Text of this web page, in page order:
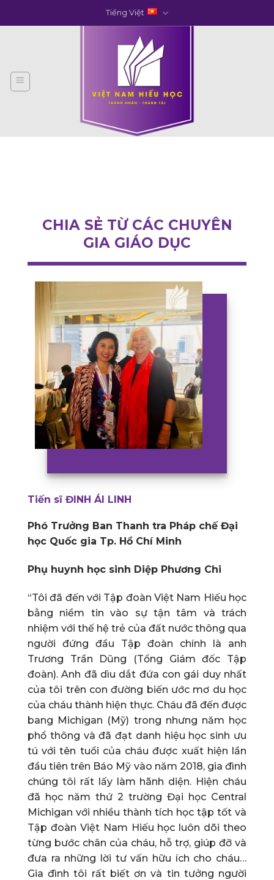
to
Tiếng Việt
CHIA SẺ TỪ CÁC CHUYÊN
GIA GIÁO DỤC
Tiến sĩ ĐINH ÁI LINH
Phó Trưởng Ban Thanh tra Pháp chế Đại
học Quốc gia Tp. Hồ Chí Minh
Phụ huynh học sinh Diệp Phương Chi
“Tôi đã đến với Tập đoàn Việt Nam Hiếu học
bằng niềm tin vào sự tận tâm và trách
nhiệm với thế hệ trẻ của đất nước thông qua
người đứng đầu Tập đoàn chính là anh
Trương Trần Dũng (Tổng Giám đốc Tập
đoàn). Anh đã dìu dắt đứa con gái duy nhất
của tôi trên con đường biến ước mơ du học
của cháu thành hiện thực. Cháu đã đến được
bang Michigan (Mỹ) trong nhưng năm học
phổ thông và đã đạt danh hiệu học sinh ưu
tú với tên tuổi của cháu được xuất hiện lần
đầu tiên trên Báo Mỹ vào năm 2018, gia đình
chúng tôi rất lấy làm hãnh diện. Hiện cháu
đã học năm thứ 2 trường Đại học Central
Michigan với nhiều thành tích học tập tốt và
Tập đoàn Việt Nam Hiếu học luôn dõi theo
từng bước chân của cháu, hỗ trợ, giúp đỡ và
đưa ra những lời tư vấn hữu ích cho cháu…
Gia đình tôi rất biết ơn và tin tưởng người